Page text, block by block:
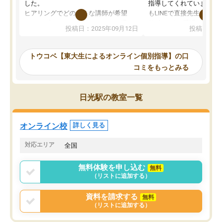
した。
ヒアリングでどのような講師が希望
か、オプションは付帯するかなど選ぶ
事が出来ました。
ーティングを行い、その講師で良いか
見てから講師を決定する事ができま
す。
うちの子は、初回面談の講師の方で決
オンラインツールを使用した単語帳の
共有があり宿題もそちらで出される形
でした。
言う事で講師変更の申し出があり、あ
まりに短期での変更だった為、塾に通
う事にして退会しました。遅れも取り
戻せ、授業内容や講師の方は良かった
と思います。
投稿日：2025年09月12日
指導してくれています。
もLINEで直接先生に質問
めれるので、個人に合
いなのがあり(有料)、受
ことをどんなスケジュー
くか相談したのですが、
ち期待したものではなく
くなってきたようなので
投稿日：
トウコベ【東大生によるオンライン個別指導】の口
コミをもっとみる
日光駅の教室一覧
オンライン校 詳しく見る
対応エリア 全国
無料体験を申し込む
無料
（リストに追加する）
資料を請求する
無料
（リストに追加する）